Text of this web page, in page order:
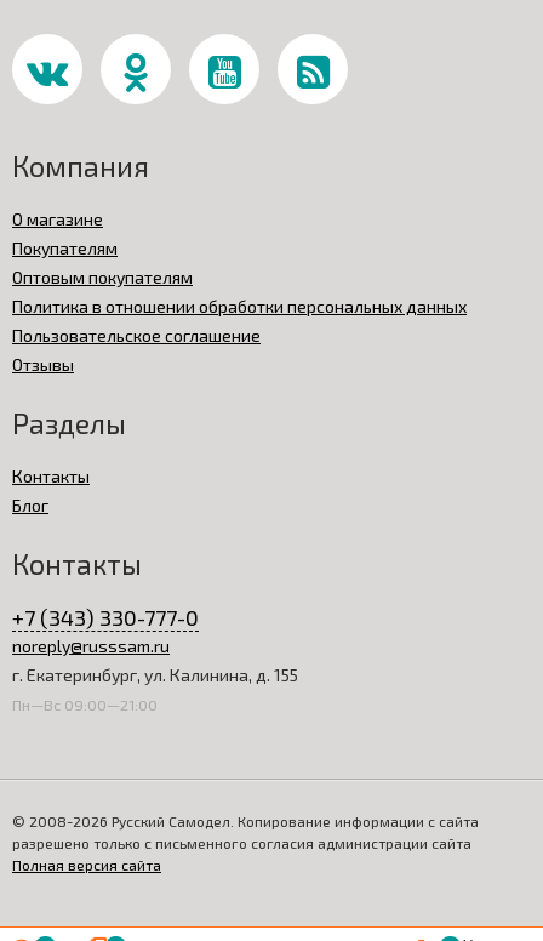
Компания
О магазине
Покупателям
Оптовым покупателям
Политика в отношении обработки персональных данных
Пользовательское соглашение
Отзывы
Разделы
Контакты
Блог
Контакты
+7 (343) 330-777-0
noreply@russsam.ru
г. Екатеринбург, ул. Калинина, д. 155
Пн—Вс 09:00—21:00
© 2008-2026 Русский Самодел. Копирование информации с сайта
разрешено только с письменного согласия администрации сайта
Полная версия сайта